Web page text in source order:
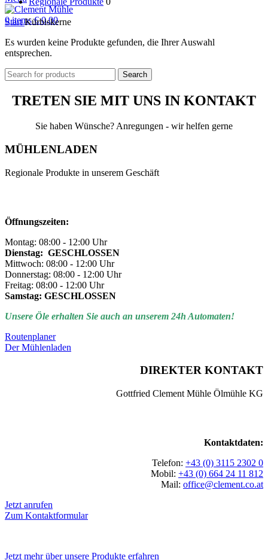
0items €0,00
StartKürbiskerne
Es wurden keine Produkte gefunden, die Ihrer Auswahl
entsprechen.
Search
TRETEN SIE MIT UNS IN KONTAKT
Sie haben Wünsche? Anregungen - wir helfen gerne
MÜHLENLADEN
Regionale Produkte in unserem Geschäft
Öffnungszeiten:
Montag: 08:00 - 12:00 Uhr
Dienstag: GESCHLOSSEN
Mittwoch: 08:00 - 12:00 Uhr
Donnerstag: 08:00 - 12:00 Uhr
Freitag: 08:00 - 12:00 Uhr
Samstag: GESCHLOSSEN
Unsere Öle erhalten Sie auch an unserem 24h Automaten!
Routenplaner
Der Mühlenladen
DIREKTER KONTAKT
Gottfried Clement Mühle Ölmühle KG
Kontaktdaten:
Telefon: +43 (0) 3115 2302 0
Mobil: +43 (0) 664 24 11 812
Mail: office@clement.co.at
Jetzt anrufen
Zum Kontaktformular
Jetzt mehr über unsere Produkte erfahren